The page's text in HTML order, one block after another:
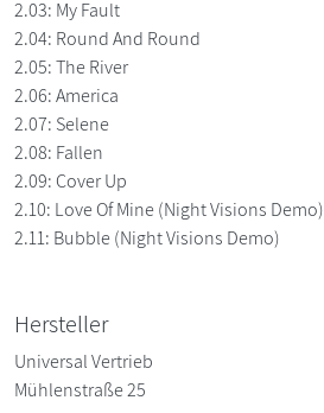
2.03: My Fault
2.04: Round And Round
2.05: The River
2.06: America
2.07: Selene
2.08: Fallen
2.09: Cover Up
2.10: Love Of Mine (Night Visions Demo)
2.11: Bubble (Night Visions Demo)
Hersteller
Universal Vertrieb
Mühlenstraße 25